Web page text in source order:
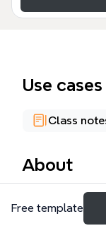
Use cases
Class
About
Este mapa
para
Free template